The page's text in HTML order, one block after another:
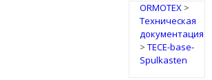
ORMOTEX>
Техническая
документация
> TECE-base-
Spulkasten